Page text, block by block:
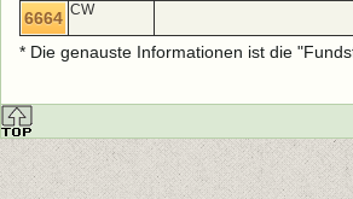
6664 CW
* Die genauste Informationen ist die